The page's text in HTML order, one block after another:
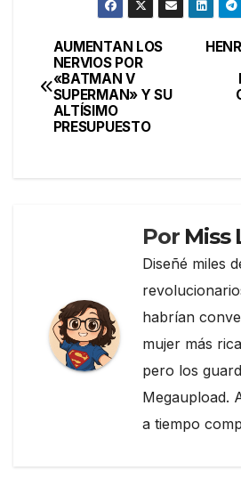
e
b
o
o
itt
er
e
gr
m
m
Navegación
de
entradas
AUMENTAN LOS
NERVIOS POR
«BATMAN V
SUPERMAN» Y SU
ALTÍSIMO
PRESUPUESTO
Por Miss
Diseñé miles
habrían
mujer más
pero los
Megaupload.
a tiempo